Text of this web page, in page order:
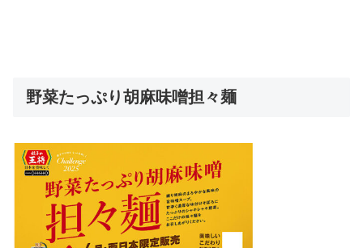
野菜たっぷり胡麻味噌担々麺